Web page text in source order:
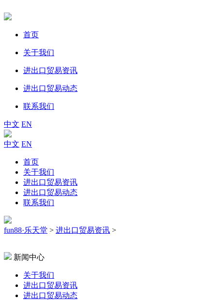
首页
关于我们
进出口贸易资讯
进出口贸易动态
联系我们
中文 EN
中文 EN
首页
关于我们
进出口贸易资讯
进出口贸易动态
联系我们
fun88·乐天堂 > 进出口贸易资讯 >
新闻中心
关于我们
进出口贸易资讯
进出口贸易动态